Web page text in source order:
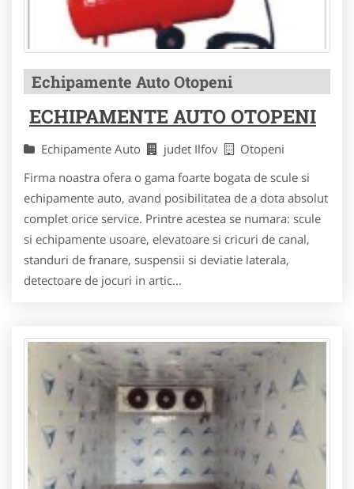
Echipamente Auto Otopeni
ECHIPAMENTE AUTO OTOPENI
Echipamente Auto judet Ilfov
Otopeni
Firma noastra ofera o gama foarte bogata de scule si
echipamente auto, avand posibilitatea de a dota absolut
complet orice service. Printre acestea se numara: scule
si echipamente usoare, elevatoare si cricuri de canal,
standuri de franare, suspensii si deviatie laterala,
detectoare de jocuri in artic...